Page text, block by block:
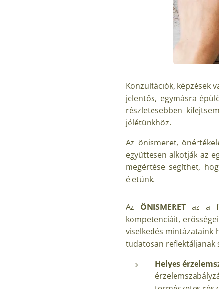
Konzultációk, képzések
jelentős, egymásra
részletesebben
jólétünkhöz.
Az önismeret,
együttesen alkotják az
megértése segíthet,
életünk.
Az ÖNISMERET az a
kompetenciáit,
viselkedés mintázataink
tudatosan reflektáljanak
Helyes